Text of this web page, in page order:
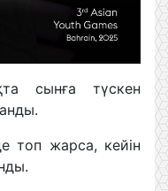
сынға түскен
топ жарса, кейін